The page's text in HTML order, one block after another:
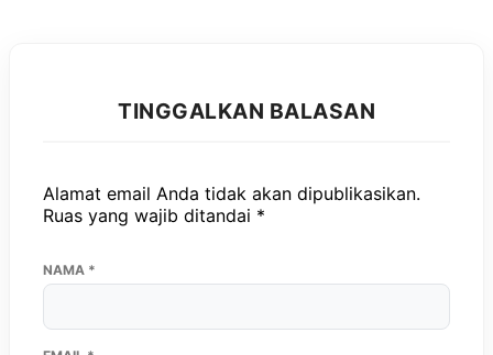
TINGGALKAN BALASAN
Alamat email Anda tidak akan dipublikasikan.
Ruas yang wajib ditandai *
NAMA *